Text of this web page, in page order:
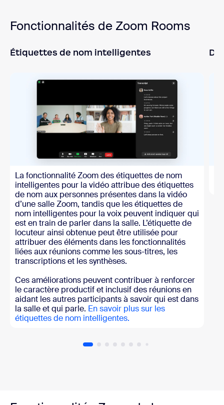
Fonctionnalités de Zoom Rooms
Étiquettes de nom intelligentes
La fonctionnalité Zoom des étiquettes de nom
intelligentes pour la vidéo attribue des étiquettes
de nom aux personnes présentes dans la vidéo
d’une salle Zoom, tandis que les étiquettes de
nom intelligentes pour la voix peuvent indiquer qui
est en train de parler dans la salle. L’étiquette de
locuteur ainsi obtenue peut être utilisée pour
attribuer des éléments dans les fonctionnalités
liées aux réunions comme les sous-titres, les
transcriptions et les synthèses.
Ces améliorations peuvent contribuer à renforcer
le caractère productif et inclusif des réunions en
aidant les autres participants à savoir qui est dans
la salle et qui parle. En savoir plus sur les
étiquettes de nom intelligentes.